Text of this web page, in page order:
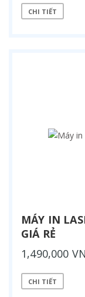
CHI TIẾT
MÁY IN
GIÁ RẺ
1,490,000
CHI TIẾT